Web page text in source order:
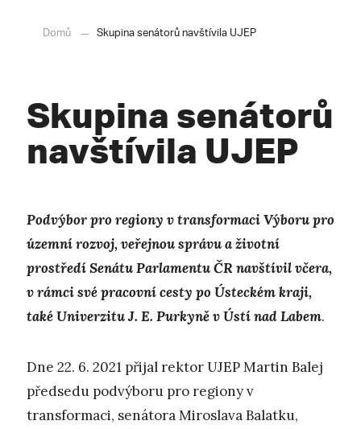
Domů Skupina senátorů navštívila UJEP
Skupina senátorů
navštívila UJEP
Podvýbor pro regiony v transformaci Výboru pro
územní rozvoj, veřejnou správu a životní
prostředí Senátu Parlamentu ČR navštívil včera,
v rámci své pracovní cesty po Ústeckém kraji,
také Univerzitu J. E. Purkyně v Ústí nad Labem.
Dne 22. 6. 2021 přijal rektor UJEP Martin Balej
předsedu podvýboru pro regiony v
transformaci, senátora Miroslava Balatku,